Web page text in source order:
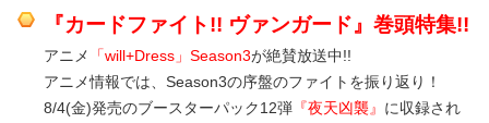
『カードファイト!! ヴァンガード』巻頭特集!!
アニメ 「will+Dress」Season3が絶賛放送中!!
アニメ情報では、Season3の序盤のファイトを振り返り！
8/4(金)発売のブースターパック12弾 『夜天凶襲』 に収録され